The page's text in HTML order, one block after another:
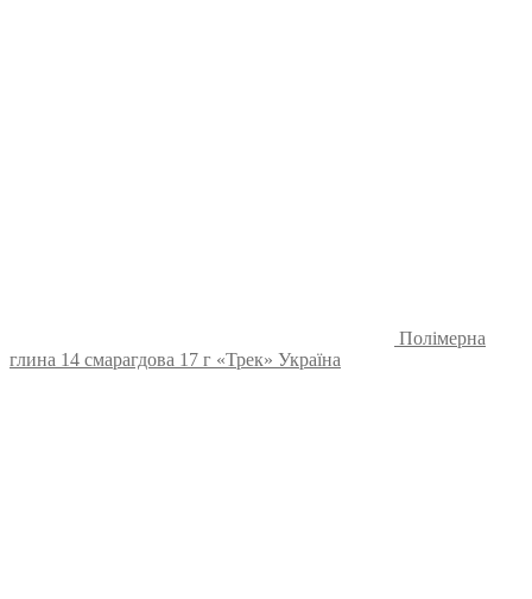
Полімерна
глина 14 смарагдова 17 г «Трек» Україна